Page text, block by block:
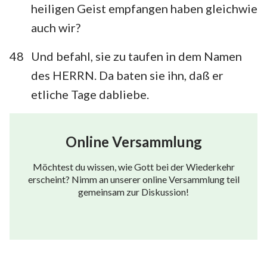
heiligen Geist empfangen haben gleichwie
auch wir?
48
Und befahl, sie zu taufen in dem Namen
des HERRN. Da baten sie ihn, daß er
etliche Tage dabliebe.
Online Versammlung
Möchtest du wissen, wie Gott bei der Wiederkehr
erscheint? Nimm an unserer online Versammlung teil
gemeinsam zur Diskussion!